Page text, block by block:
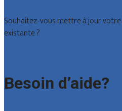
Souhaitez-vous mettre à jour
existante ?
Besoin d’aide?